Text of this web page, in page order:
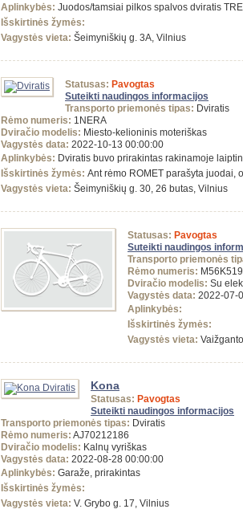
Aplinkybės: Juodos/tamsiai pilkos spalvos dviratis
Išskirtinės žymės:
Vagystės vieta: Šeimyniškių g. 3A, Vilnius
Statusas: Pavogtas
Suteikti naudingos informacijos
Transporto priemonės tipas: Dviratis
Rėmo numeris: 1NERA
Dviračio modelis: Miesto-kelioninis moteriškas
Vagystės data: 2022-10-13 00:00:00
Aplinkybės: Dviratis buvo prirakintas rakinamoje
Išskirtinės žymės: Ant rėmo ROMET parašyta juodai,
Vagystės vieta: Šeimyniškių g. 30, 26 butas, Vilnius
Statusas: Pavogtas
Suteikti naudingos
Transporto priemonės
Rėmo numeris:
Dviračio modelis: Su
Vagystės data: 2022-07-
Aplinkybės:
Išskirtinės žymės:
Vagystės vieta:
Kona
Statusas: Pavogtas
Suteikti naudingos informacijos
Transporto priemonės tipas: Dviratis
Rėmo numeris: AJ70212186
Dviračio modelis: Kalnų vyriškas
Vagystės data: 2022-08-28 00:00:00
Aplinkybės: Garaže, prirakintas
Išskirtinės žymės:
Vagystės vieta: V. Grybo g. 17, Vilnius